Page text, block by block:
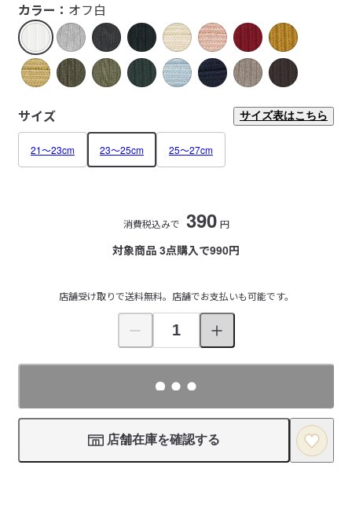
カラー： オフ白
サイズ サイズ表はこちら
21～23cm 23～25cm 25～27cm
消費税込みで 390 円
対象商品 3点購入で990円
店舗受け取りで送料無料。店舗でお支払いも可能です。
店舗在庫を確認する